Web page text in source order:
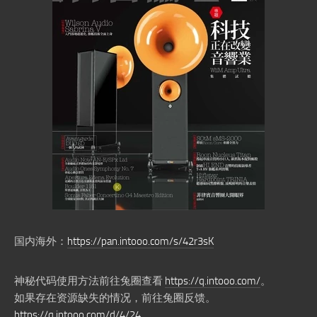
国内海外： https://pan.intooo.com/s/42r3sK
神秘代码使用方法前往兔圈查看 https://q.intooo.com/。
如果存在资源缺失的情况，前往兔圈反馈。